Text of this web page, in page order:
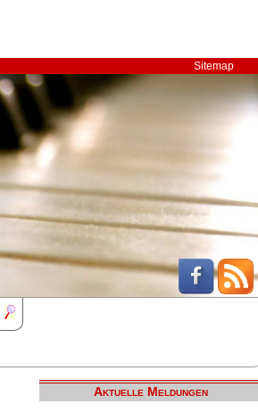
Sitemap
Aktuelle Meldungen